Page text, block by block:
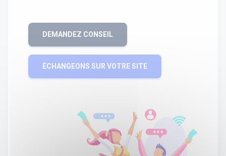
DEMANDEZ CONSEIL
ÉCHANGEONS SUR VOTRE SITE